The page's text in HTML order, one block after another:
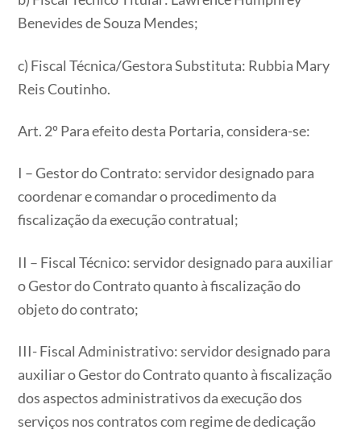
Benevides de Souza Mendes;
c) Fiscal Técnica/Gestora Substituta: Rubbia Mary
Reis Coutinho​​​​​​​.
Art. 2º Para efeito desta Portaria, considera-se:
I – Gestor do Contrato: servidor designado para
coordenar e comandar o procedimento da
fiscalização da execução contratual;
II – Fiscal Técnico: servidor designado para auxiliar
o Gestor do Contrato quanto à fiscalização do
objeto do contrato;
III- Fiscal Administrativo: servidor designado para
auxiliar o Gestor do Contrato quanto à fiscalização
dos aspectos administrativos da execução dos
serviços nos contratos com regime de dedicação